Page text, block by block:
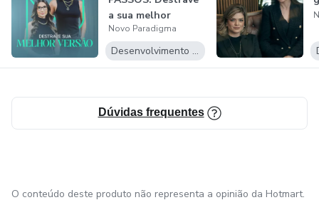
a sua melhor
versão
Novo Paradigma
Desenvolvimento Pessoal
Dúvidas frequentes
O conteúdo deste produto não representa a opinião da Hotmart.